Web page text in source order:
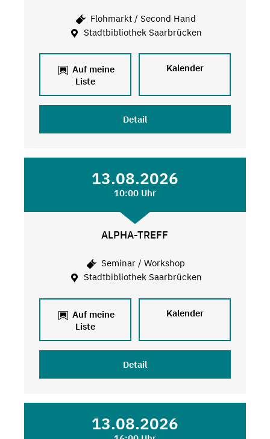
Flohmarkt / Second Hand
Stadtbibliothek Saarbrücken
Auf meine
Liste
Kalender
Detail
13.08.2026
10:00 Uhr
ALPHA-TREFF
Seminar / Workshop
Stadtbibliothek Saarbrücken
Auf meine
Liste
Kalender
Detail
13.08.2026